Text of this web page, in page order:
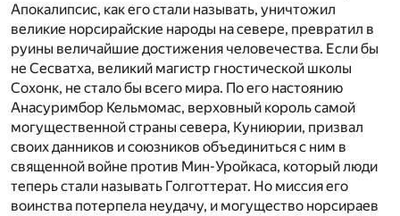
Апокалипсис, как его стали называть, уничтожил
великие норсирайские народы на севере, превратил в
руины величайшие достижения человечества. Если бы
не Сесватха, великий магистр гностической школы
Сохонк, не стало бы всего мира. По его настоянию
Анасуримбор Кельмомас, верховный король самой
могущественной страны севера, Куниюрии, призвал
своих данников и союзников объединиться с ним в
священной войне против Мин-Уройкаса, который люди
теперь стали называть Голготтерат. Но миссия его
воинства потерпела неудачу, и могущество норсираев